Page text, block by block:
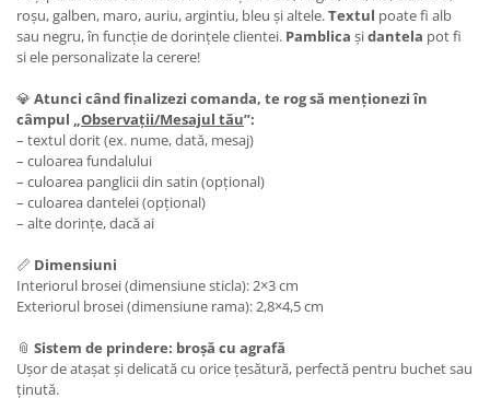
roșu, galben, maro, auriu, argintiu, bleu și altele.Textul poate fi alb
sau negru, în funcție de dorințele clientei. Pamblica șidantela pot fi
si ele personalizate la cerere!
💎 Atunci când finalizezi comanda, te rog să menționezi în
câmpul „Observații/Mesajul tău”:
– textul dorit (ex. nume, dată, mesaj)
– culoarea fundalului
– culoarea panglicii din satin (opțional)
– culoarea dantelei (opțional)
– alte dorințe, dacă ai
📏 Dimensiuni
Interiorul brosei (dimensiune sticla): 2×3 cm
Exteriorul brosei (dimensiune rama): 2,8×4,5 cm
📎 Sistem de prindere: broșă cu agrafă
Ușor de atașat și delicată cu orice țesătură, perfectă pentru buchet sau
ținută.